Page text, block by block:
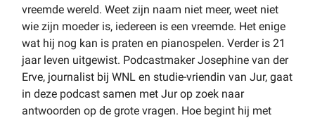
vreemde wereld. Weet zijn naam niet meer, weet niet
wie zijn moeder is, iedereen is een vreemde. Het enige
wat hij nog kan is praten en pianospelen. Verder is 21
jaar leven uitgewist. Podcastmaker Josephine van der
Erve, journalist bij WNL en studie-vriendin van Jur, gaat
in deze podcast samen met Jur op zoek naar
antwoorden op de grote vragen. Hoe begint hij met